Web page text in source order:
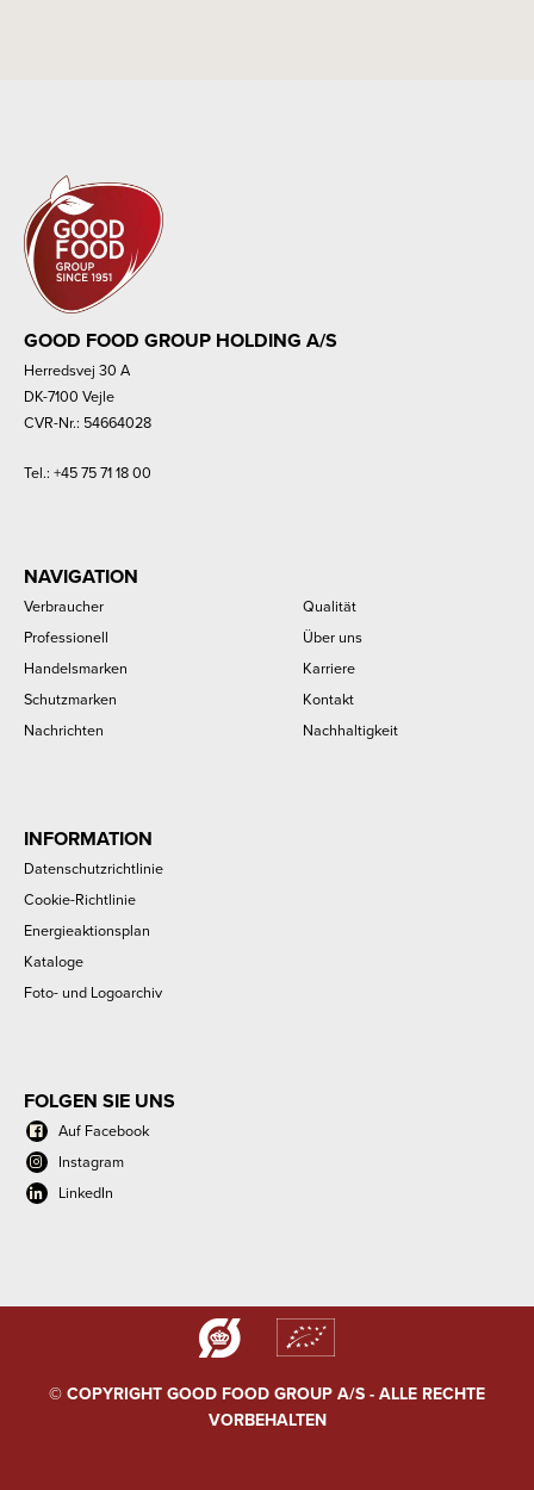
GOOD FOOD GROUP HOLDING A/S
Herredsvej 30 A
DK-7100 Vejle
CVR-Nr.: 54664028
Tel.: +45 75 71 18 00
NAVIGATION
Verbraucher
Professionell
Handelsmarken
Schutzmarken
Nachrichten
Qualität
Über uns
Karriere
Kontakt
Nachhaltigkeit
INFORMATION
Datenschutzrichtlinie
Cookie-Richtlinie
Energieaktionsplan
Kataloge
Foto- und Logoarchiv
FOLGEN SIE UNS
Auf Facebook
Instagram
LinkedIn
© COPYRIGHT GOOD FOOD GROUP A/S - ALLE RECHTE
VORBEHALTEN